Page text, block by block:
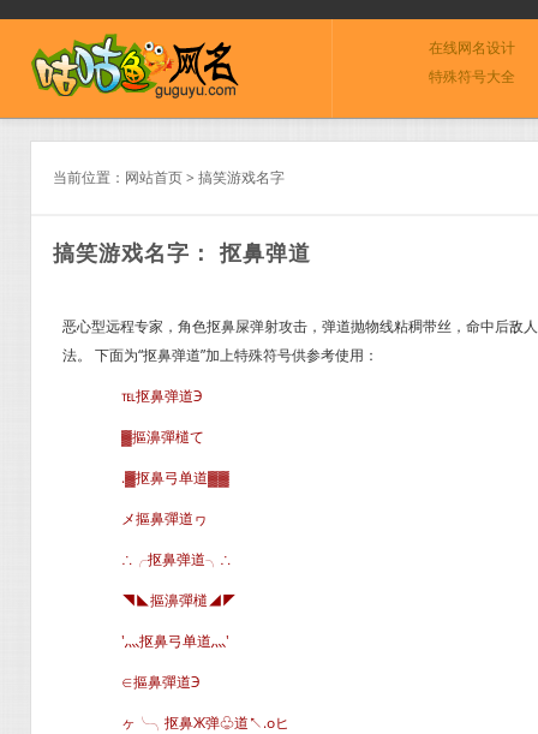
在线网名设计
特殊符号大全
当前位置： 网站首页> 搞笑游戏名字
搞笑游戏名字： 抠鼻弹道
恶心型远程专家，角色抠鼻屎弹射攻击，弹道抛物线粘稠带丝，命中后敌
法。 下面为“抠鼻弹道”加上特殊符号供参考使用：
℡抠鼻弹道Э
▓摳濞彈檤て
.▓抠鼻弓单道▓▓
メ摳鼻彈道ヮ
∴╭抠鼻弹道╮∴
◥◣摳濞彈檤◢◤
′灬抠鼻弓单道灬′
∈摳鼻彈道Э
ヶ╰╮抠鼻Ж弹♧道↖.oヒ